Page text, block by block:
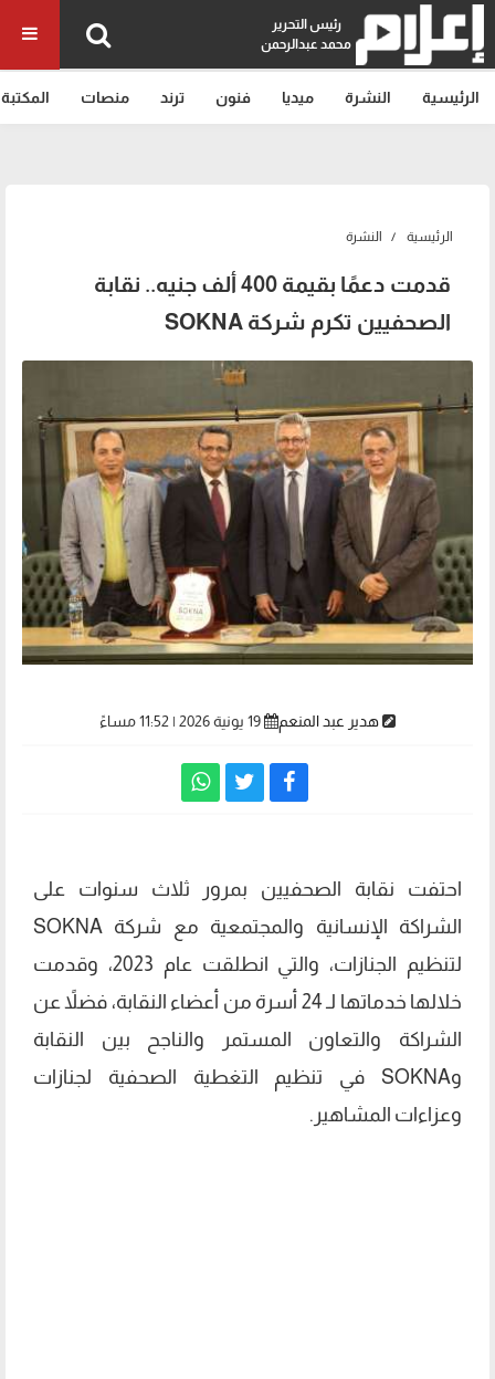
رئيس التحرير
محمد عبدالرحمن
الرئيسية النشرة ميديا فنون ترند منصات المكتبة
الرئيسية النشرة
قدمت دعمًا بقيمة 400 ألف جنيه.. نقابة
الصحفيين تكرم شركة SOKNA
هدير عبد المنعم
احتفت نقابة الصحفيين بمرور ثلاث سنوات على
الشراكة الإنسانية والمجتمعية مع شركة SOKNA
لتنظيم الجنازات، والتي انطلقت عام 2023، وقدمت
خلالها خدماتها لـ 24 أسرة من أعضاء النقابة، فضلاً عن
الشراكة والتعاون المستمر والناجح بين النقابة
وSOKNA في تنظيم التغطية الصحفية لجنازات
وعزاءات المشاهير.